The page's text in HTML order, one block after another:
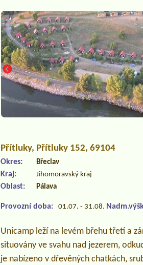
Přítluky, Přítluky 152, 69104
Okres: Břeclav
Kraj: Jihomoravský kraj
Oblast: Pálava
Provozní doba: 01.07. - 31.08.
Unicamp leží na levém břehu třetí a
situovány ve svahu nad jezerem,
je nabízeno v dřevěných chatkách,